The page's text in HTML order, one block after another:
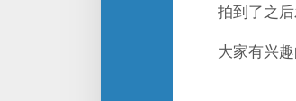
拍到了之后
大家有兴